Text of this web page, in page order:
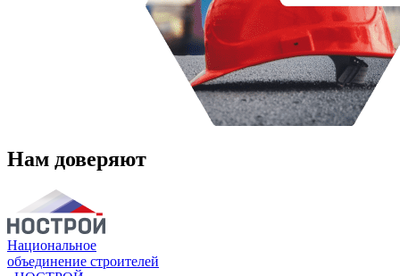
Нам доверяют
Национальное
объединение строителей